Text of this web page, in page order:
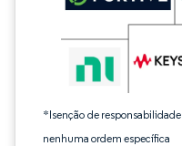
*Isenção de
nenhuma ordem específica